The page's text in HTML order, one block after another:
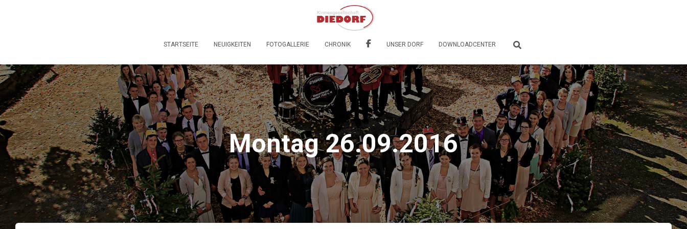
STARTSEITE NEUIGKEITEN FOTOGALLERIE CHRONIK UNSER DORF DOWNLOADCENTER
Montag 26.09.2016